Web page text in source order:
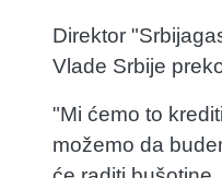
Direktor
Vlade Srbije
"Mi ćemo to
možemo da